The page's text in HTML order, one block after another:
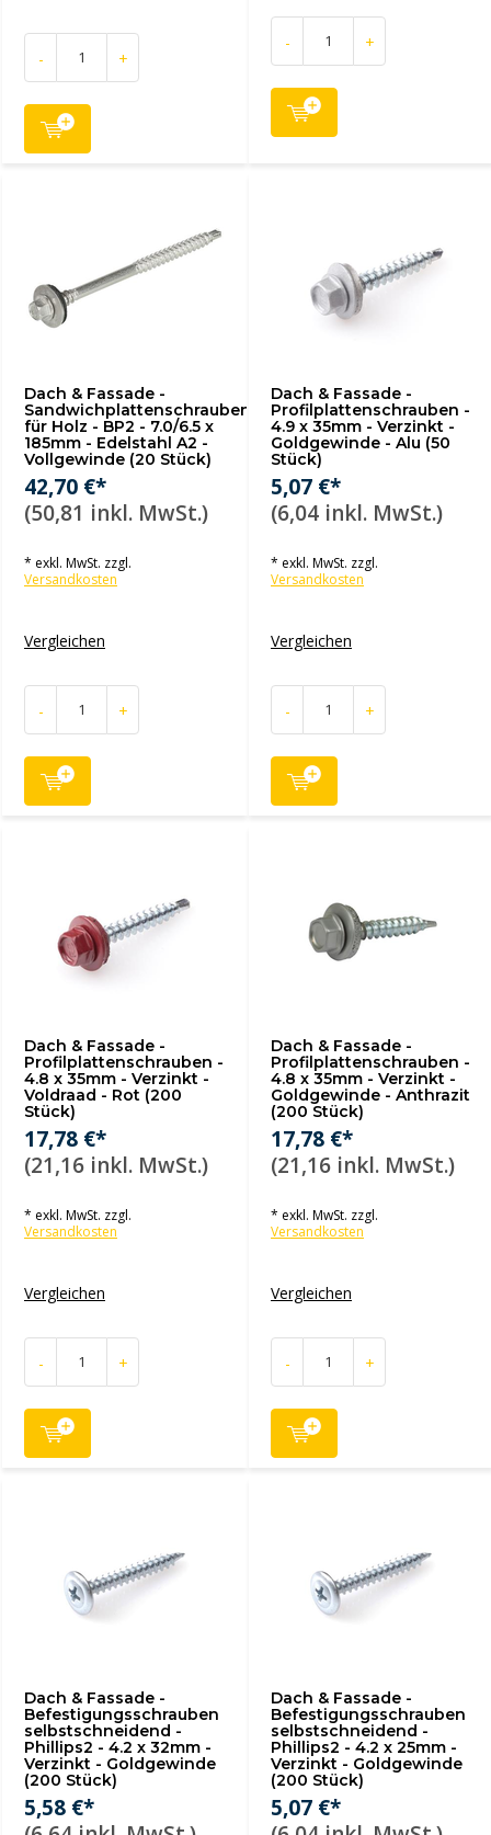
- +
- +
Dach & Fassade -
Sandwichplattenschrauben
für Holz - BP2 - 7.0/6.5 x
185mm - Edelstahl A2 -
Vollgewinde (20 Stück)
42,70 €*
(50,81 inkl. MwSt.)
* exkl. MwSt. zzgl.
Versandkosten
Vergleichen
- +
Dach & Fassade -
Profilplattenschrauben -
4.9 x 35mm - Verzinkt -
Goldgewinde - Alu (50
Stück)
5,07 €*
(6,04 inkl. MwSt.)
* exkl. MwSt. zzgl.
Versandkosten
Vergleichen
- +
Dach & Fassade -
Profilplattenschrauben -
4.8 x 35mm - Verzinkt -
Voldraad - Rot (200
Stück)
17,78 €*
(21,16 inkl. MwSt.)
* exkl. MwSt. zzgl.
Versandkosten
Vergleichen
- +
Dach & Fassade -
Profilplattenschrauben -
4.8 x 35mm - Verzinkt -
Goldgewinde - Anthrazit
(200 Stück)
17,78 €*
(21,16 inkl. MwSt.)
* exkl. MwSt. zzgl.
Versandkosten
Vergleichen
- +
Dach & Fassade -
Befestigungsschrauben
selbstschneidend -
Phillips2 - 4.2 x 32mm -
Verzinkt - Goldgewinde
(200 Stück)
5,58 €*
Dach & Fassade -
Befestigungsschrauben
selbstschneidend -
Phillips2 - 4.2 x 25mm -
Verzinkt - Goldgewinde
(200 Stück)
5,07 €*